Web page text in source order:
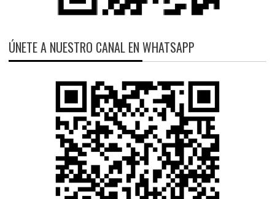
ÚNETE A NUESTRO CANAL EN WHATSAPP